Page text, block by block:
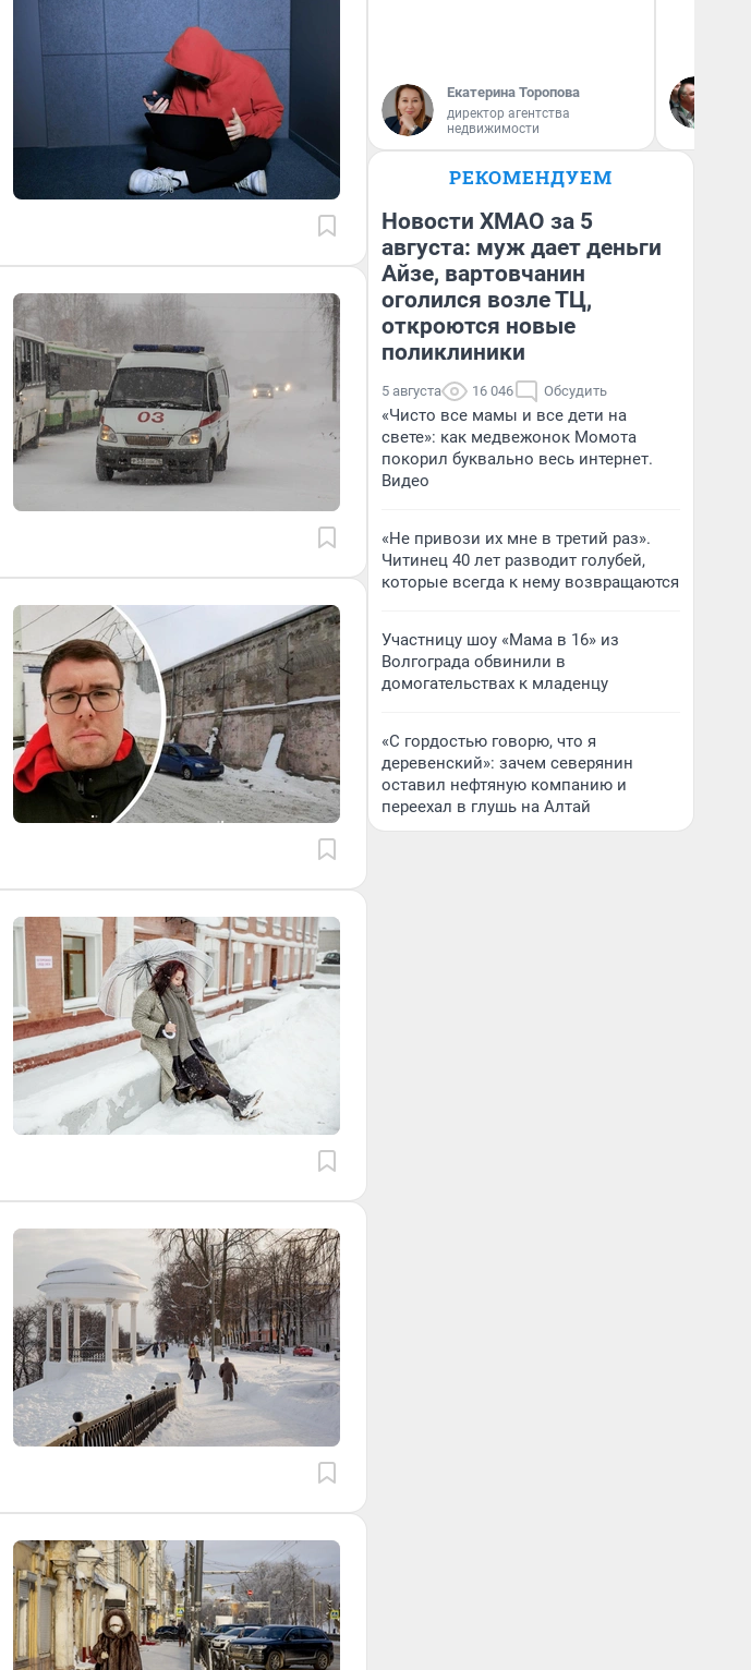
Екатерина Торопова
директор агентства
недвижимости
РЕКОМЕНДУЕМ
Новости ХМАО за 5
августа: муж дает деньги
Айзе, вартовчанин
оголился возле ТЦ,
откроются новые
поликлиники
5 августа 16 046 Обсудить
«Чисто все мамы и все дети на
свете»: как медвежонок Момота
покорил буквально весь интернет.
Видео
«Не привози их мне в третий раз».
Читинец 40 лет разводит голубей,
которые всегда к нему возвращаются
Участницу шоу «Мама в 16» из
Волгограда обвинили в
домогательствах к младенцу
«С гордостью говорю, что я
деревенский»: зачем северянин
оставил нефтяную компанию и
переехал в глушь на Алтай